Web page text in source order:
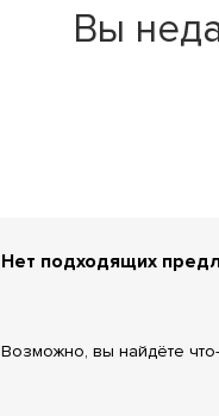
Вы
Нет подходящих
Возможно, вы найдёте